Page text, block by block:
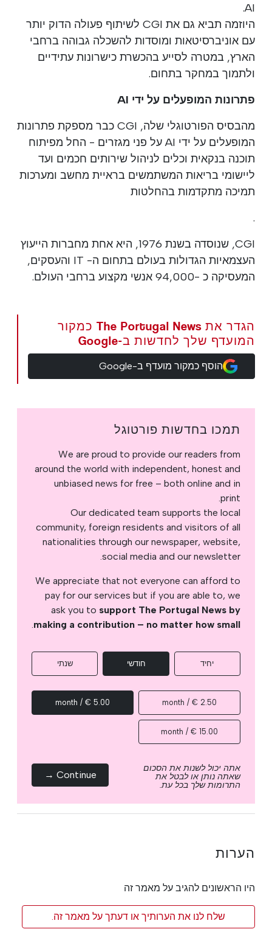
AI.
היוזמה תביא גם את CGI לשיתוף פעולה הדוק יותר
עם אוניברסיטאות ומוסדות להשכלה גבוהה ברחבי
הארץ, במטרה לסייע בהכשרת כישרונות עתידיים
ולתמוך במחקר בתחום.
פתרונות המופעלים על ידי AI
מהבסיס הפורטוגלי שלה, CGI כבר מספקת פתרונות
המופעלים על ידי AI על פני מגזרים - החל מפיתוח
תוכנה בנקאית וכלים לניהול שירותים חכמים ועד
ליישומי בריאות המשתמשים בראיית מחשב ומערכות
תמיכה מתקדמות בהחלטות
.
CGI, שנוסדה בשנת 1976, היא אחת מחברות הייעוץ
העצמאיות הגדולות בעולם בתחום ה- IT והעסקים,
המעסיקה כ -94,000 אנשי מקצוע ברחבי העולם.
הגדר את The Portugal News כמקור
המועדף שלך לחדשות ב-Google
הוסף כמקור מועדף ב-Google
תמכו בחדשות פורטוגל
We are proud to provide our readers from
around the world with independent, honest and
unbiased news for free – both online and in
print.
Our dedicated team supports the local
community, foreign residents and visitors of all
nationalities through our newspaper, website,
social media and our newsletter.
We appreciate that not everyone can afford to
pay for our services but if you are able to, we
ask you to support The Portugal News by
making a contribution – no matter how small
.
יחיד חודשי שנתי
2.50 € / month
5.00 € / month
15.00 € / month
אתה יכול לשנות את הסכום
שאתה נותן או לבטל את
התרומות שלך בכל עת.
Continue →
הערות
היו הראשונים להגיב על מאמר זה
שלח לנו את הערותיך או דעתך על מאמר זה.